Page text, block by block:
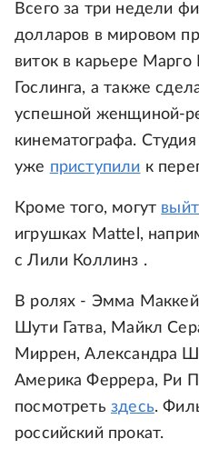
Всего за три недели
долларов в мировом
виток в карьере Марго
Гослинга, а также
успешной женщиной-
кинематографа.
уже приступили к
Кроме того, могут
игрушках Mattel,
с Лили Коллинз .
В ролях - Эмма
Шути Гатва, Майкл
Миррен, Александра
Америка Феррера, Ри
посмотреть здесь.
российский прокат.